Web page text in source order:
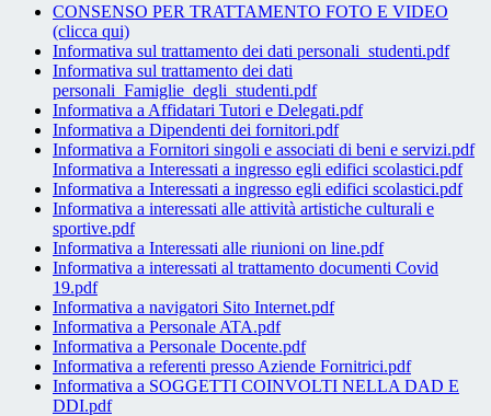
CONSENSO PER TRATTAMENTO FOTO E VIDEO
(clicca qui)
Informativa sul trattamento dei dati personali_studenti.pdf
Informativa sul trattamento dei dati
personali_Famiglie_degli_studenti.pdf
Informativa a Affidatari Tutori e Delegati.pdf
Informativa a Dipendenti dei fornitori.pdf
Informativa a Fornitori singoli e associati di beni e servizi.pdf
Informativa a Interessati a ingresso egli edifici scolastici.pdf
Informativa a Interessati a ingresso egli edifici scolastici.pdf
Informativa a interessati alle attività artistiche culturali e
sportive.pdf
Informativa a Interessati alle riunioni on line.pdf
Informativa a interessati al trattamento documenti Covid
19.pdf
Informativa a navigatori Sito Internet.pdf
Informativa a Personale ATA.pdf
Informativa a Personale Docente.pdf
Informativa a referenti presso Aziende Fornitrici.pdf
Informativa a SOGGETTI COINVOLTI NELLA DAD E
DDI.pdf